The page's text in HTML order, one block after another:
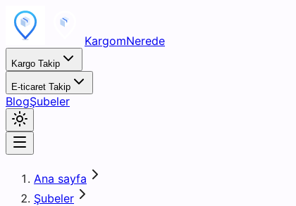
KargomNerede
Kargo Takip
E-ticaret Takip
BlogŞubeler
Ana sayfa
Şubeler